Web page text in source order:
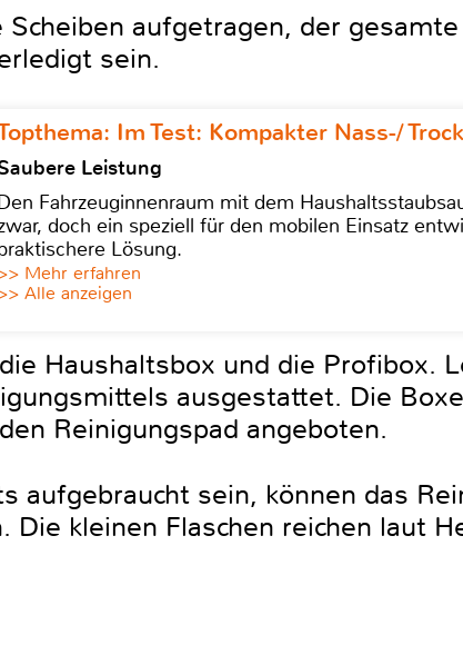
aufgetragen, der
sein.
Im Test: Kompakter Nass-/
Leistung
Fahrzeuginnenraum mit dem
doch ein speziell für den mobilen Einsatz
Lösung.
Mehr erfahren
Alle anzeigen
Haushaltsbox und die Profibox.
ausgestattet. Die
Reinigungspad angeboten.
aufgebraucht sein, können das
Die kleinen Flaschen reichen laut